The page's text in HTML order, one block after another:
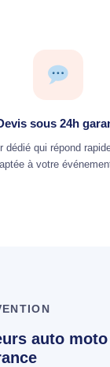
sous 24h
dédié qui répond
à votre
auto